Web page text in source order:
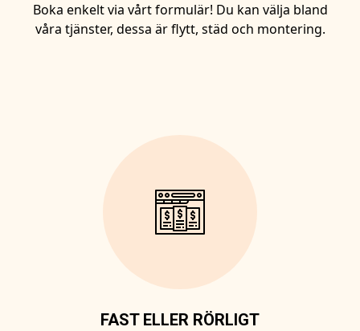
Boka enkelt via vårt formulär! Du kan välja bland
våra tjänster, dessa är flytt, städ och montering.
FAST ELLER RÖRLIGT